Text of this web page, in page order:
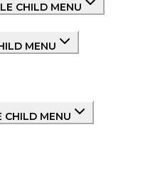
CHILD MENU
MENU
CHILD MENU